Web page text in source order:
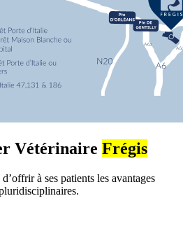
Vétérinaire Frégis
à ses patients les avantages